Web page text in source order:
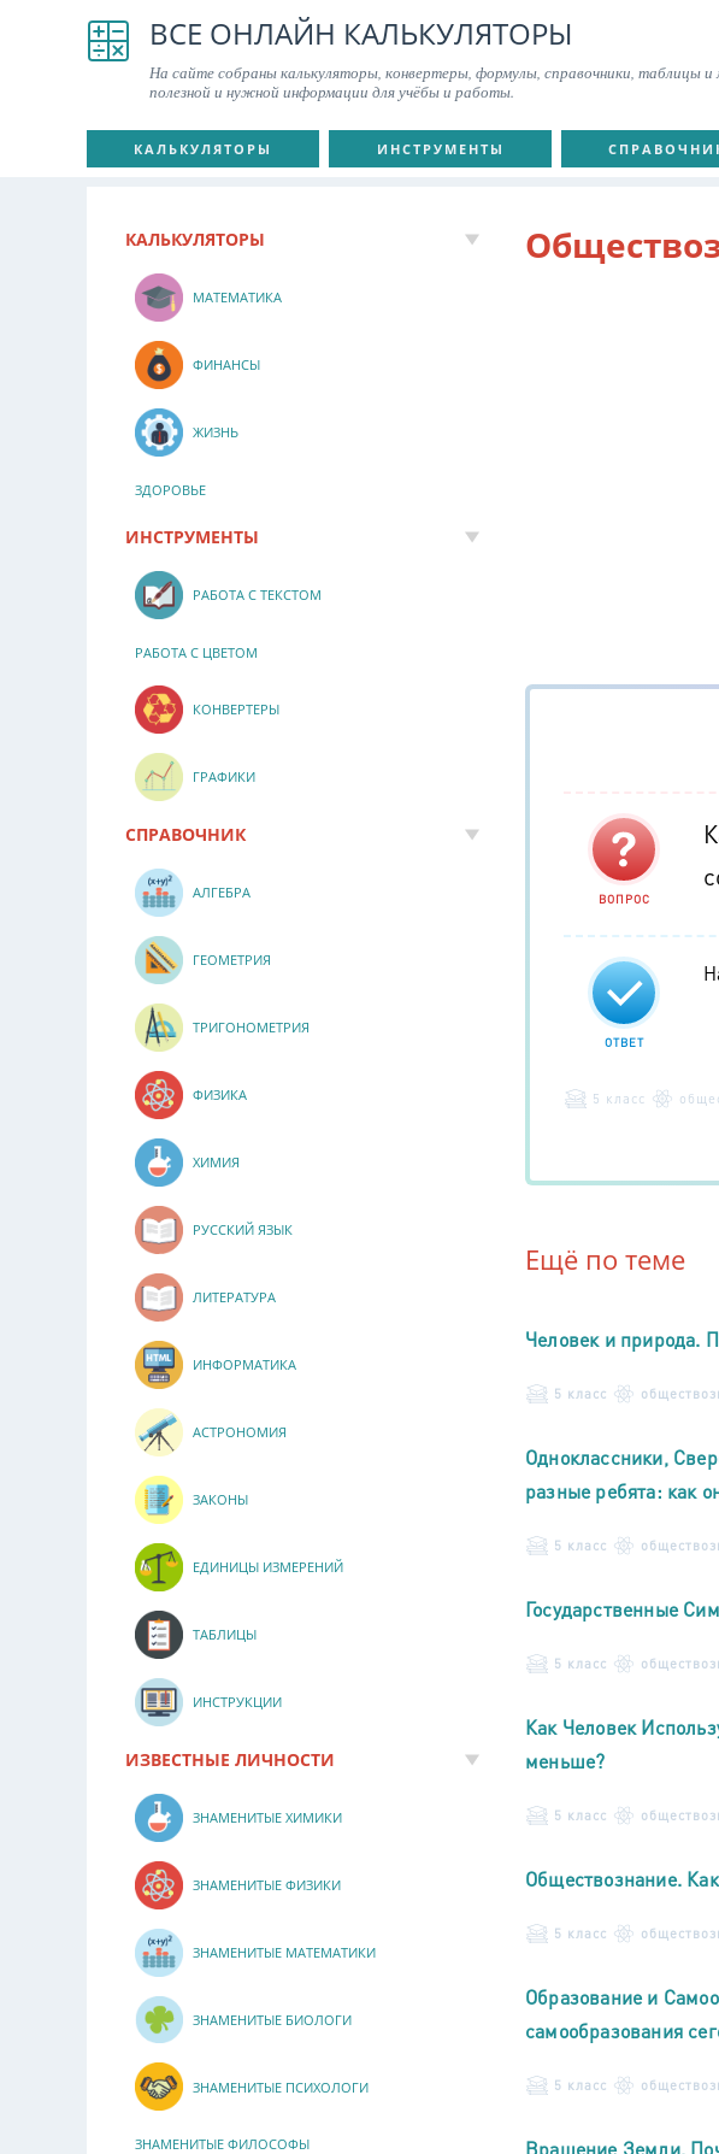
ВСЕ ОНЛАЙН КАЛЬКУЛЯТОРЫ
На сайте собраны калькуляторы, конвертеры, формулы, справочники, таблицы и
полезной и нужной информации для учёбы и работы.
КАЛЬКУЛЯТОРЫ ИНСТРУМЕНТЫ
ВОПРОС
ОТВЕТ
5 класс
Ещё по теме
Человек и природа.
5 класс
Одноклассники,
разные ребята: как
5 класс
Государственные
5 класс
Как Человек
меньше?
5 класс
Обществознание.
5 класс
Образование и
самообразования
5 класс
Вращение Земли.
КАЛЬКУЛЯТОРЫ
МАТЕМАТИКА
ФИНАНСЫ
ЖИЗНЬ
ЗДОРОВЬЕ
ИНСТРУМЕНТЫ
РАБОТА С ТЕКСТОМ
РАБОТА С ЦВЕТОМ
КОНВЕРТЕРЫ
ГРАФИКИ
СПРАВОЧНИК
АЛГЕБРА
ГЕОМЕТРИЯ
ТРИГОНОМЕТРИЯ
ФИЗИКА
ХИМИЯ
РУССКИЙ ЯЗЫК
ЛИТЕРАТУРА
ИНФОРМАТИКА
АСТРОНОМИЯ
ЗАКОНЫ
ЕДИНИЦЫ ИЗМЕРЕНИЙ
ТАБЛИЦЫ
ИНСТРУКЦИИ
ИЗВЕСТНЫЕ ЛИЧНОСТИ
ЗНАМЕНИТЫЕ ХИМИКИ
ЗНАМЕНИТЫЕ ФИЗИКИ
ЗНАМЕНИТЫЕ МАТЕМАТИКИ
ЗНАМЕНИТЫЕ БИОЛОГИ
ЗНАМЕНИТЫЕ ПСИХОЛОГИ
ЗНАМЕНИТЫЕ ФИЛОСОФЫ